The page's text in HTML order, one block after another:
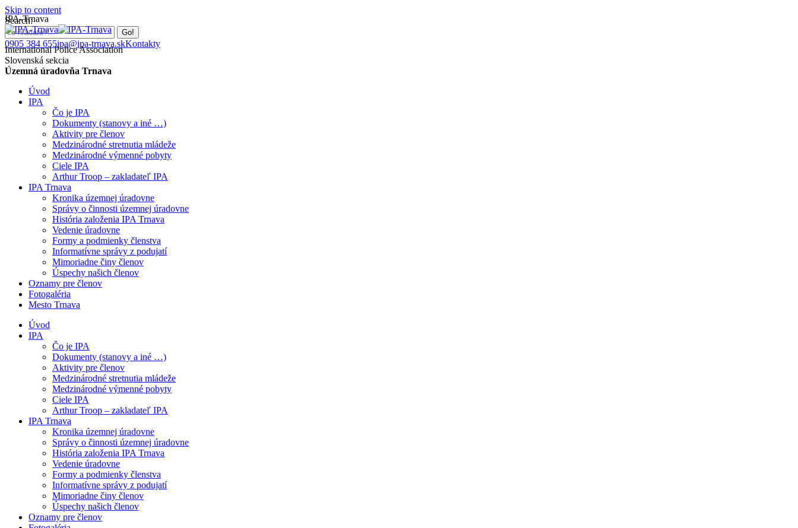
Skip to content
Search:
0905 384 655ipa@ipa-trnava.skKontakty
IPA-Trnava
International Police Association
Slovenská sekcia
Územná úradovňa Trnava
Úvod
IPA
Čo je IPA
Dokumenty (stanovy a iné …)
Aktivity pre členov
Medzinárodné stretnutia mládeže
Medzinárodné výmenné pobyty
Ciele IPA
Arthur Troop – zakladateľ IPA
IPA Trnava
Kronika územnej úradovne
Správy o činnosti územnej úradovne
História založenia IPA Trnava
Vedenie úradovne
Formy a podmienky členstva
Informatívne správy z podujatí
Mimoriadne činy členov
Úspechy našich členov
Oznamy pre členov
Fotogaléria
Mesto Trnava
Úvod
IPA
Čo je IPA
Dokumenty (stanovy a iné …)
Aktivity pre členov
Medzinárodné stretnutia mládeže
Medzinárodné výmenné pobyty
Ciele IPA
Arthur Troop – zakladateľ IPA
IPA Trnava
Kronika územnej úradovne
Správy o činnosti územnej úradovne
História založenia IPA Trnava
Vedenie úradovne
Formy a podmienky členstva
Informatívne správy z podujatí
Mimoriadne činy členov
Úspechy našich členov
Oznamy pre členov